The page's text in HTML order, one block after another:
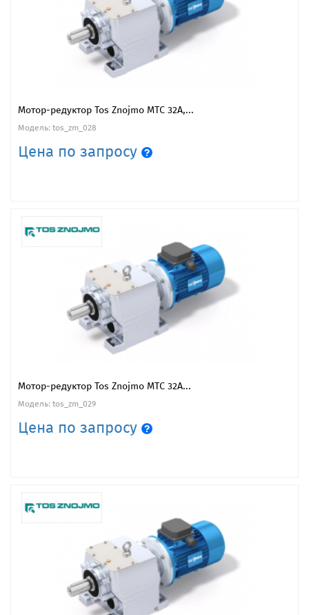
Мотор-редуктор Tos Znojmo MTC 32A,...
Модель: tos_zm_028
Цена по запросу
Мотор-редуктор Tos Znojmo MTC 32A...
Модель: tos_zm_029
Цена по запросу